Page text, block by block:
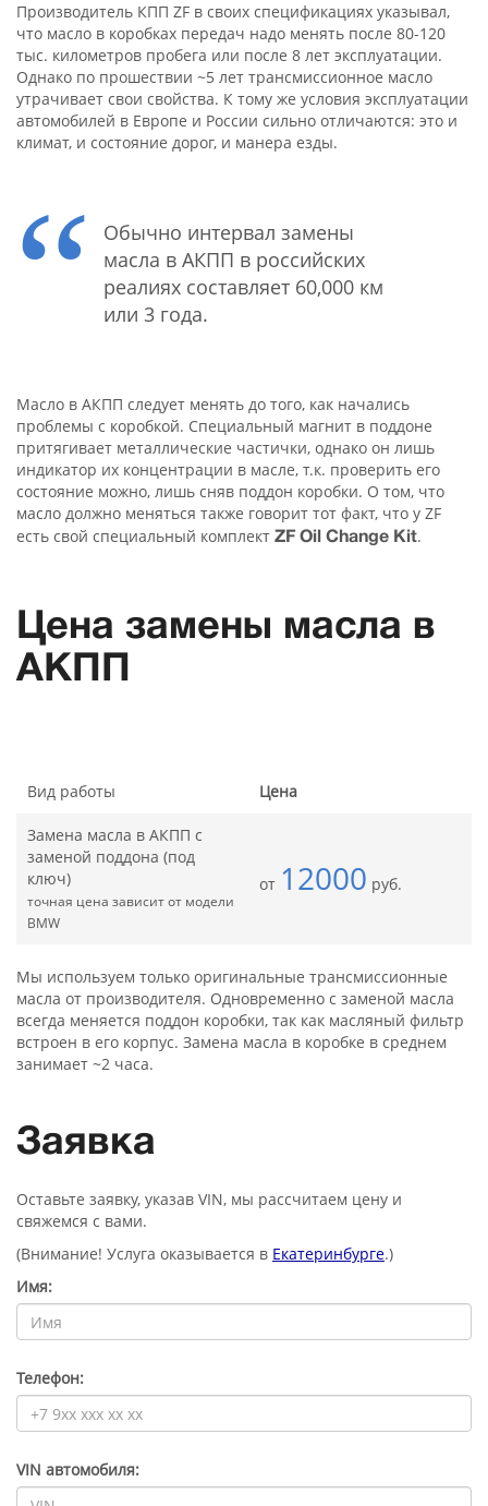
Производитель КПП ZF в своих спецификациях указывал,
что масло в коробках передач надо менять после 80-120
тыс. километров пробега или после 8 лет эксплуатации.
Однако по прошествии ~5 лет трансмиссионное масло
утрачивает свои свойства. К тому же условия эксплуатации
автомобилей в Европе и России сильно отличаются: это и
климат, и состояние дорог, и манера езды.
Обычно интервал замены
масла в АКПП в российских
реалиях составляет 60,000 км
или 3 года.
Масло в АКПП следует менять до того, как начались
проблемы с коробкой. Специальный магнит в поддоне
притягивает металлические частички, однако он лишь
индикатор их концентрации в масле, т.к. проверить его
состояние можно, лишь сняв поддон коробки. О том, что
масло должно меняться также говорит тот факт, что у ZF
есть свой специальный комплект ZF Oil Change Kit.
Цена замены масла в
АКПП
Вид работы Цена
Замена масла в АКПП с
заменой поддона (под
ключ)
точная цена зависит от модели
BMW
от 12000 руб.
Мы используем только оригинальные трансмиссионные
масла от производителя. Одновременно с заменой масла
всегда меняется поддон коробки, так как масляный фильтр
встроен в его корпус. Замена масла в коробке в среднем
занимает ~2 часа.
Заявка
Оставьте заявку, указав VIN, мы рассчитаем цену и
свяжемся с вами.
(Внимание! Услуга оказывается в Екатеринбурге.)
Имя:
Телефон:
VIN автомобиля: